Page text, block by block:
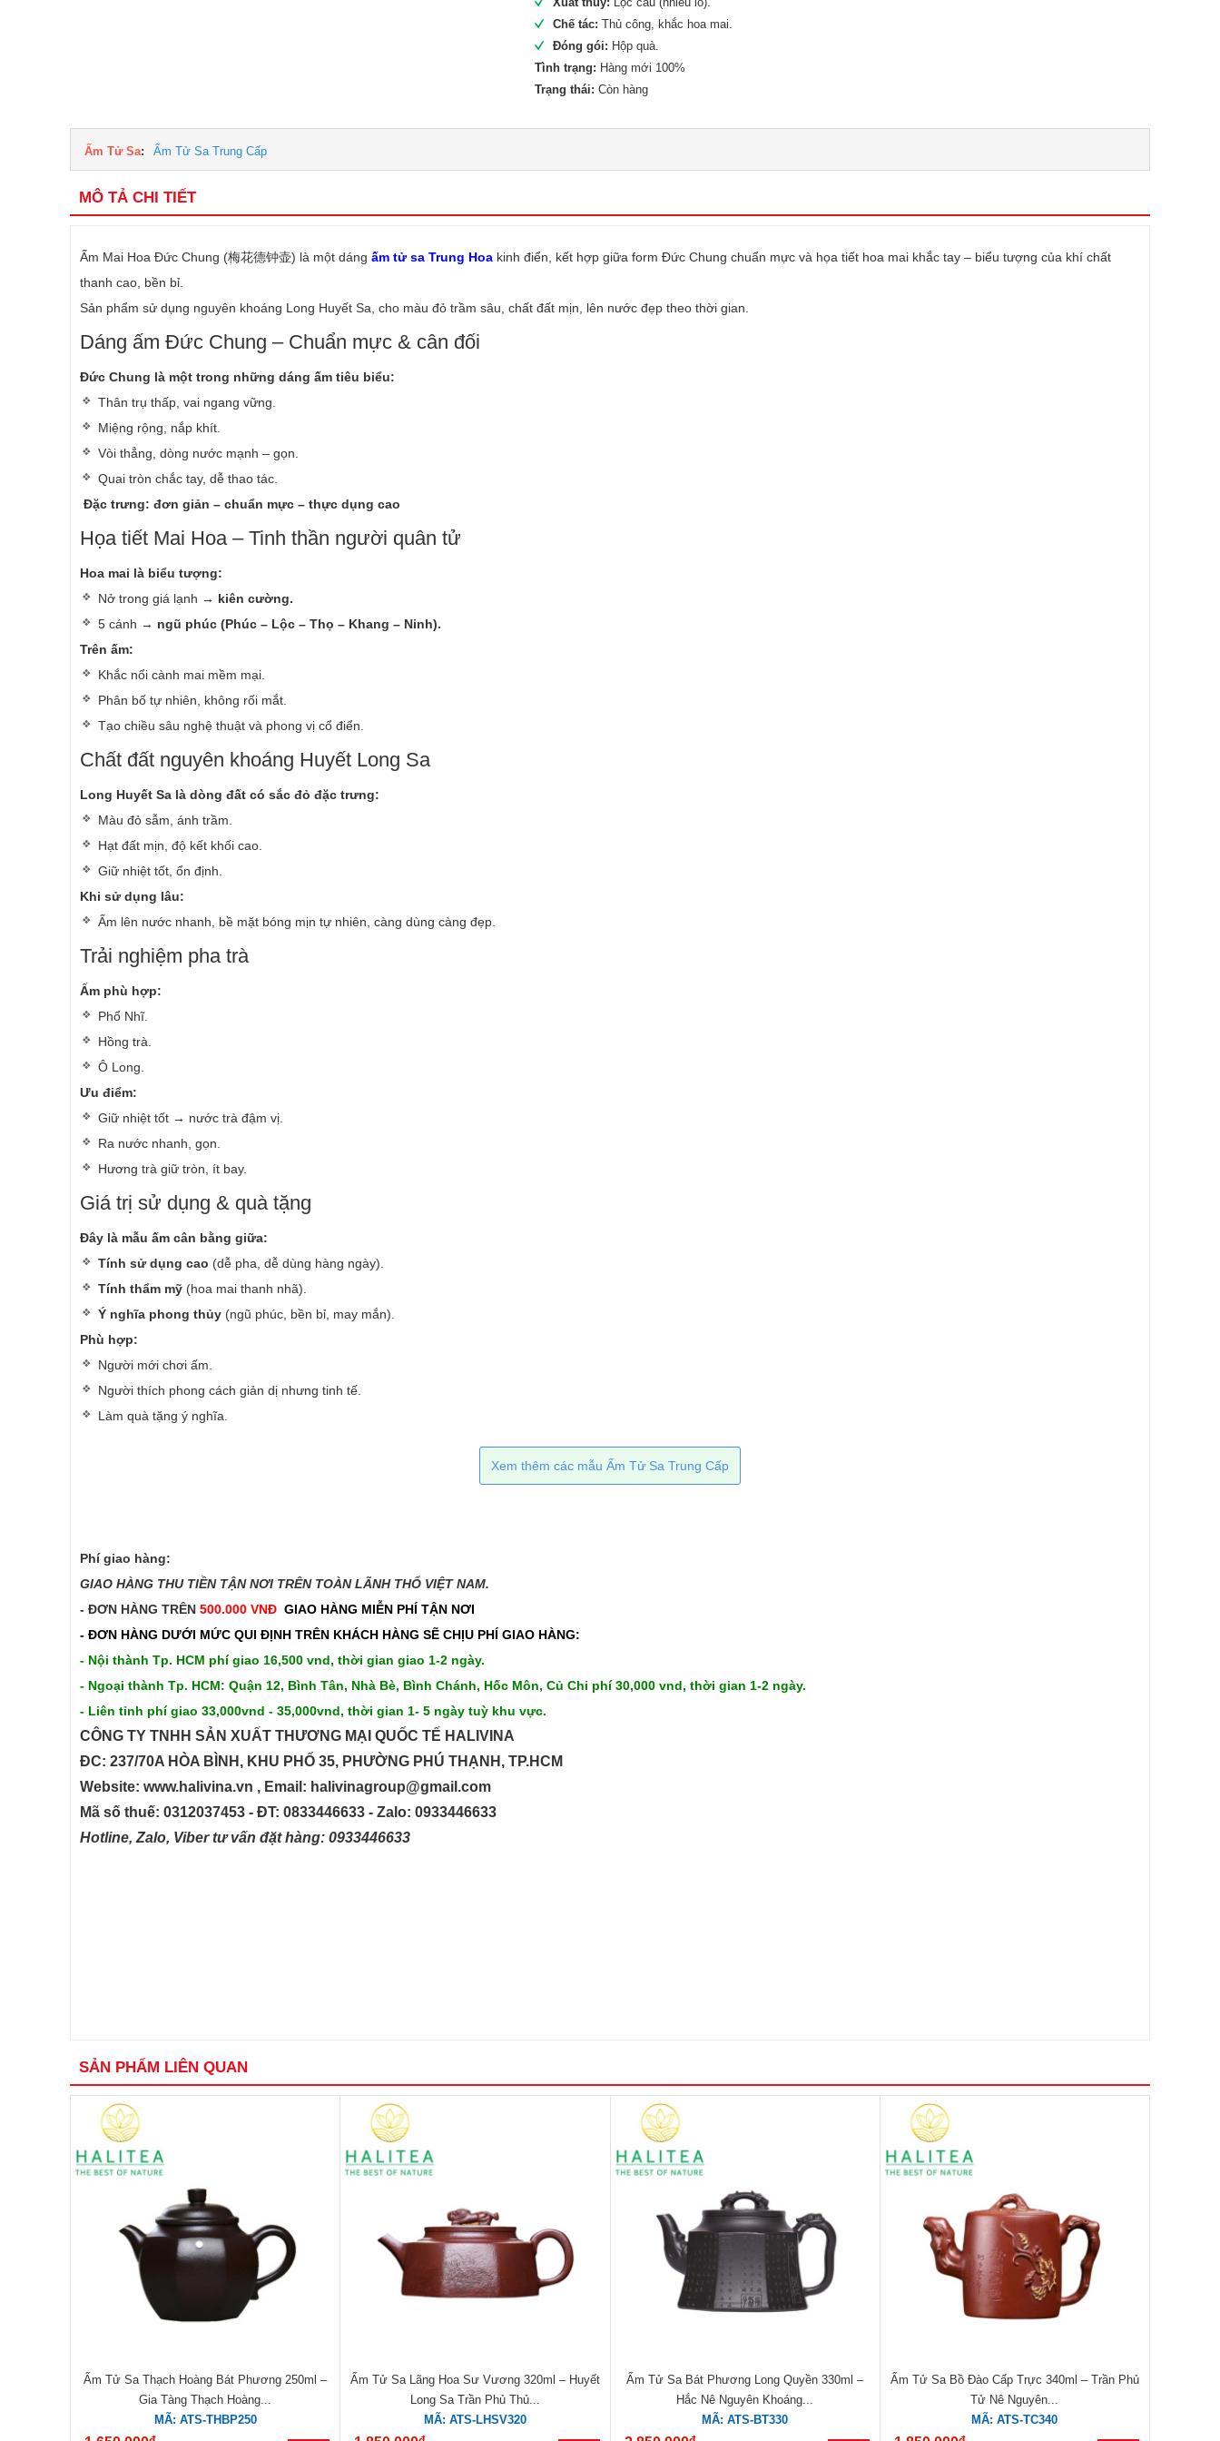
Chế tác: Thủ công, khắc hoa mai.
Đóng gói: Hộp quà.
Tình trạng: Hàng mới 100%
Trạng thái: Còn hàng
Ấm Tử Sa: Ấm Tử Sa Trung Cấp
MÔ TẢ CHI TIẾT
Ấm Mai Hoa Đức Chung (梅花德钟壶) là một dáng ấm tử sa Trung Hoa kinh điển, kết hợp giữa form Đức Chung chuẩn mực và họa tiết hoa mai khắc tay – biểu tượng của khí chất
thanh cao, bền bỉ.
Sản phẩm sử dụng nguyên khoáng Long Huyết Sa, cho màu đỏ trầm sâu, chất đất mịn, lên nước đẹp theo thời gian.
Dáng ấm Đức Chung – Chuẩn mực & cân đối
Đức Chung là một trong những dáng ấm tiêu biểu:
Thân trụ thấp, vai ngang vững.
Miệng rộng, nắp khít.
Vòi thẳng, dòng nước mạnh – gọn.
Quai tròn chắc tay, dễ thao tác.
Đặc trưng: đơn giản – chuẩn mực – thực dụng cao
Họa tiết Mai Hoa – Tinh thần người quân tử
Hoa mai là biểu tượng:
Nở trong giá lạnh → kiên cường.
5 cánh → ngũ phúc (Phúc – Lộc – Thọ – Khang – Ninh).
Trên ấm:
Khắc nổi cành mai mềm mại.
Phân bố tự nhiên, không rối mắt.
Tạo chiều sâu nghệ thuật và phong vị cổ điển.
Chất đất nguyên khoáng Huyết Long Sa
Long Huyết Sa là dòng đất có sắc đỏ đặc trưng:
Màu đỏ sẫm, ánh trầm.
Hạt đất mịn, độ kết khối cao.
Giữ nhiệt tốt, ổn định.
Khi sử dụng lâu:
Ấm lên nước nhanh, bề mặt bóng mịn tự nhiên, càng dùng càng đẹp.
Trải nghiệm pha trà
Ấm phù hợp:
Phổ Nhĩ.
Hồng trà.
Ô Long.
Ưu điểm:
Giữ nhiệt tốt → nước trà đậm vị.
Ra nước nhanh, gọn.
Hương trà giữ tròn, ít bay.
Giá trị sử dụng & quà tặng
Đây là mẫu ấm cân bằng giữa:
Tính sử dụng cao (dễ pha, dễ dùng hàng ngày).
Tính thẩm mỹ (hoa mai thanh nhã).
Ý nghĩa phong thủy (ngũ phúc, bền bỉ, may mắn).
Phù hợp:
Người mới chơi ấm.
Người thích phong cách giản dị nhưng tinh tế.
Làm quà tặng ý nghĩa.
Xem thêm các mẫu Ấm Tử Sa Trung Cấp
Phí giao hàng:
GIAO HÀNG THU TIỀN TẬN NƠI TRÊN TOÀN LÃNH THỔ VIỆT NAM.​​
- ĐƠN HÀNG TRÊN 500.000 VNĐ GIAO HÀNG MIỄN PHÍ TẬN NƠI
- ĐƠN HÀNG DƯỚI MỨC QUI ĐỊNH TRÊN KHÁCH HÀNG SẼ CHỊU PHÍ GIAO HÀNG:
- Nội thành Tp. HCM phí giao 16,500 vnd, thời gian giao 1-2 ngày.
- Ngoại thành Tp. HCM: Quận 12, Bình Tân, Nhà Bè, Bình Chánh, Hốc Môn, Củ Chi phí 30,000 vnd, thời gian 1-2 ngày.
- Liên tỉnh phí giao 33,000vnd - 35,000vnd, thời gian 1- 5 ngày tuỳ khu vực.
CÔNG TY TNHH SẢN XUẤT THƯƠNG MẠI QUỐC TẾ HALIVINA
ĐC: 237/70A HÒA BÌNH, KHU PHỐ 35, PHƯỜNG PHÚ THẠNH, TP.HCM
Website: www.halivina.vn , Email: halivinagroup@gmail.com
Mã số thuế: 0312037453 - ĐT: 0833446633 - Zalo: 0933446633
Hotline, Zalo, Viber tư vấn đặt hàng: 0933446633
SẢN PHẨM LIÊN QUAN
Ấm Tử Sa Thạch Hoàng Bát Phương 250ml –
Gia Tàng Thạch Hoàng...
MÃ: ATS-THBP250
Ấm Tử Sa Lãng Hoa Sư Vương 320ml – Huyết
Long Sa Trần Phủ Thủ...
MÃ: ATS-LHSV320
Ấm Tử Sa Bát Phương Long Quyền 330ml –
Hắc Nê Nguyên Khoáng...
MÃ: ATS-BT330
Ấm Tử Sa Bồ Đào Cấp Trực 340ml – Trần Phủ
Tử Nê Nguyên...
MÃ: ATS-TC340